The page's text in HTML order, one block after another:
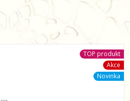
TOP produkt
Akce
Novinka